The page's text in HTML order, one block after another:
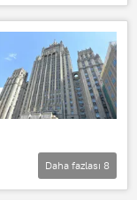
Daha fazlası 8